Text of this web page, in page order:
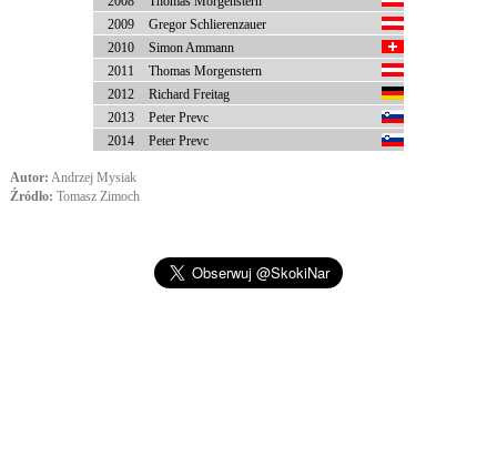
2009
Gregor Schlierenzauer
2010
Simon Ammann
2011
Thomas Morgenstern
2012
Richard Freitag
2013
Peter Prevc
2014
Peter Prevc
Autor: Andrzej Mysiak
Źródło: Tomasz Zimoch